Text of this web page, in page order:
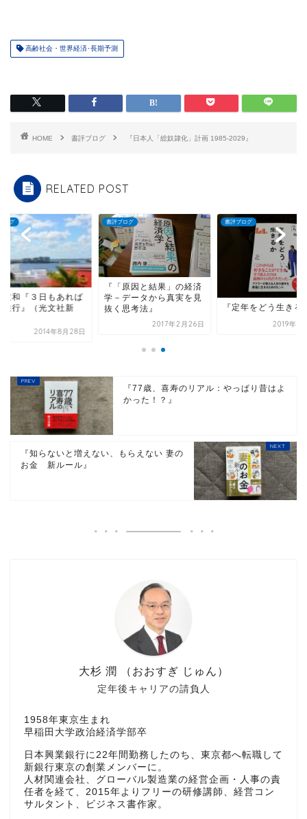
高齢社会・世界経済･長期予測
HOME 書評ブログ 『日本人「総奴隷化」計画 1985-2029』
RELATED POST
ログ
友和『３日もあれば
旅行』（光文社新
2014年8月28日
書評ブログ
『「原因と結果」の経済
学－データから真実を見
抜く思考法』
2017年2月26日
書評ブログ
『定年をどう生きる
2019年6
『77歳、喜寿のリアル：やっぱり昔はよ
かった！？』
『知らないと増えない、もらえない 妻の
お金 新ルール』
定年後キャリアの請負人
大杉 潤 （おおすぎ じゅん）
1958年東京生まれ
早稲田大学政治経済学部卒
日本興業銀行に22年間勤務したのち、東京都へ転職して
新銀行東京の創業メンバーに。
人材関連会社、グローバル製造業の経営企画・人事の責
任者を経て、2015年よりフリーの研修講師、経営コン
サルタント、ビジネス書作家。